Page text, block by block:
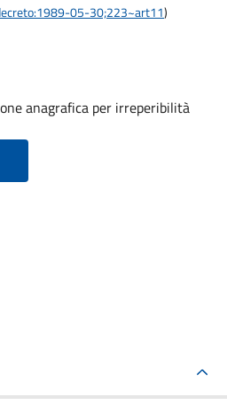
05-30;223~art11)
anagrafica per irreperibilità